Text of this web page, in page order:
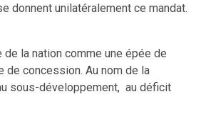
donnent unilatéralement ce mandat.
la nation comme une épée de
de concession. Au nom de la
sous-développement, au déficit